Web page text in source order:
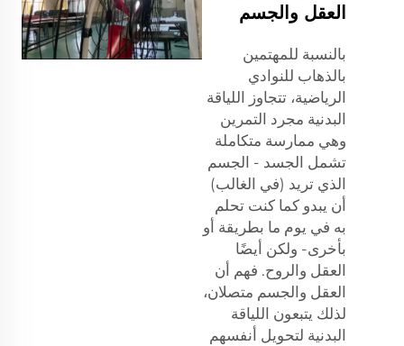
العقل والجسم
بالنسبة للمهتمين
بالذهاب للنوادي
الرياضية، تتجاوز اللياقة
البدنية مجرد التمرين
وهي ممارسة متكاملة
تشمل الجسد - الجسم
الذي تريد (في الغالب)
أن يبدو كما كنت تحلم
به في يوم ما بطريقة أو
بأخرى- ولكن أيضًا
العقل والروح. فهم أن
العقل والجسم متصلان،
لذلك يتبعون اللياقة
البدنية لتحويل أنفسهم